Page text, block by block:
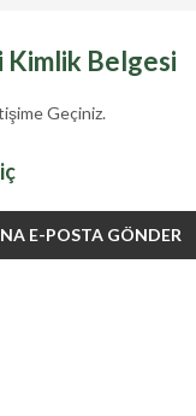
Kimlik Belgesi
Geçiniz.